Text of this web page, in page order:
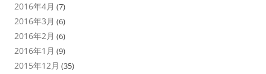
2016年4月 (7)
2016年3月 (6)
2016年2月 (6)
2016年1月 (9)
2015年12月 (35)